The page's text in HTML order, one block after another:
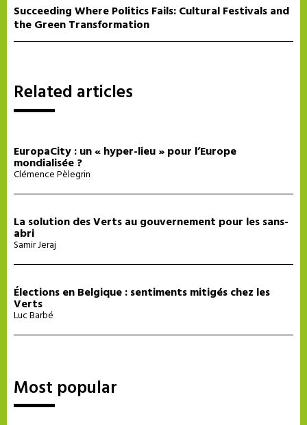
Succeeding Where Politics Fails: Cultural Festivals and
the Green Transformation
Related articles
EuropaCity : un « hyper-lieu » pour l’Europe
mondialisée ?
Clémence Pèlegrin
La solution des Verts au gouvernement pour les sans-
abri
Samir Jeraj
Élections en Belgique : sentiments mitigés chez les
Verts
Luc Barbé
Most popular